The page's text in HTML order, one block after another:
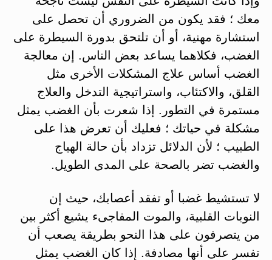
معك ؛ فقد يكون من الضروري أن تحصل على
استشارة مهنية، أو أن تلتحق بدورة السيطرة على
الغضب، فكلاهما يساعد بعض الناس. إن معالجة
الغضب أساس علاج المشكلات الأخرى مثل
القلق، والاكتئاب، واستراتيجية التدخل والعلاج
مستمرة في التطور. إذا شعرت بأن الغضب يمثل
مشكلة في حياتك ؛ فعليك أن تعرض هذا على
الطبيب ؛ لأن الدلائل تزداد بأن حالة الهياج
والغضب تضر بالصحة على المدى الطويل.
لا تستشيط غضبا أو تفقد أعصابك، حيث إن
النوبات القلبية، والموت المفاجىء يشيع أكثر بين
من يتصرفون على هذا النحو بطريقة يصعب أن
تفسر على أنها مصادفة. إذا كان الغضب يمثل